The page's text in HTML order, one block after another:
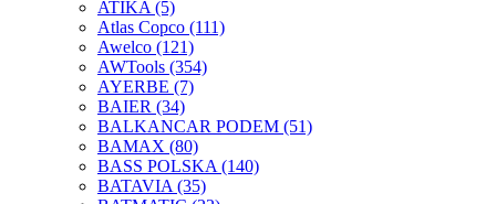
ATIKA (5)
Atlas Copco (111)
Awelco (121)
AWTools (354)
AYERBE (7)
BAIER (34)
BALKANCAR PODEM (51)
BAMAX (80)
BASS POLSKA (140)
BATAVIA (35)